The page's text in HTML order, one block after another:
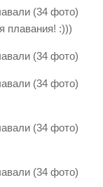
плавания! :)))